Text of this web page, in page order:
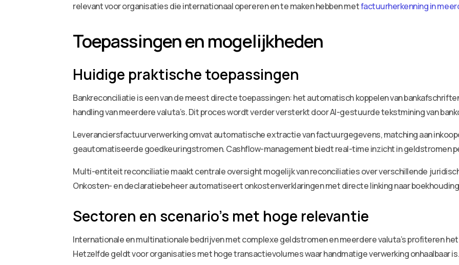
relevant voor organisaties die internationaal opereren en te maken hebben metfactuurherkenning in
Toepassingen en mogelijkheden
Huidige praktische toepassingen
Bankreconciliatie is een van de meest directe toepassingen: het automatisch koppelen van
handling van meerdere valuta’s. Dit proces wordt verder versterkt door AI-gestuurde tekstmining van
Leveranciersfactuurverwerking omvat automatische extractie van factuurgegevens, matching aan
geautomatiseerde goedkeuringstromen. Cashflow-management biedt real-time inzicht in geldstromen
Multi-entiteit reconciliatie maakt centrale oversight mogelijk van reconciliaties over verschillende
Onkosten- en declaratiebeheer automatiseert onkostenverklaringen met directe linking naar
Sectoren en scenario’s met hoge relevantie
Internationale en multinationale bedrijven met complexe geldstromen en meerdere valuta’s profiteren
Hetzelfde geldt voor organisaties met hoge transactievolumes waar handmatige verwerking onhaalbaar